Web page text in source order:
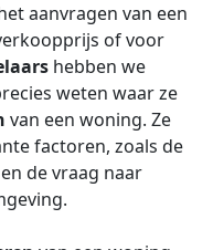
aanvragen van een
of voor
hebben we
weten waar ze
van een woning. Ze
factoren, zoals de
de vraag naar